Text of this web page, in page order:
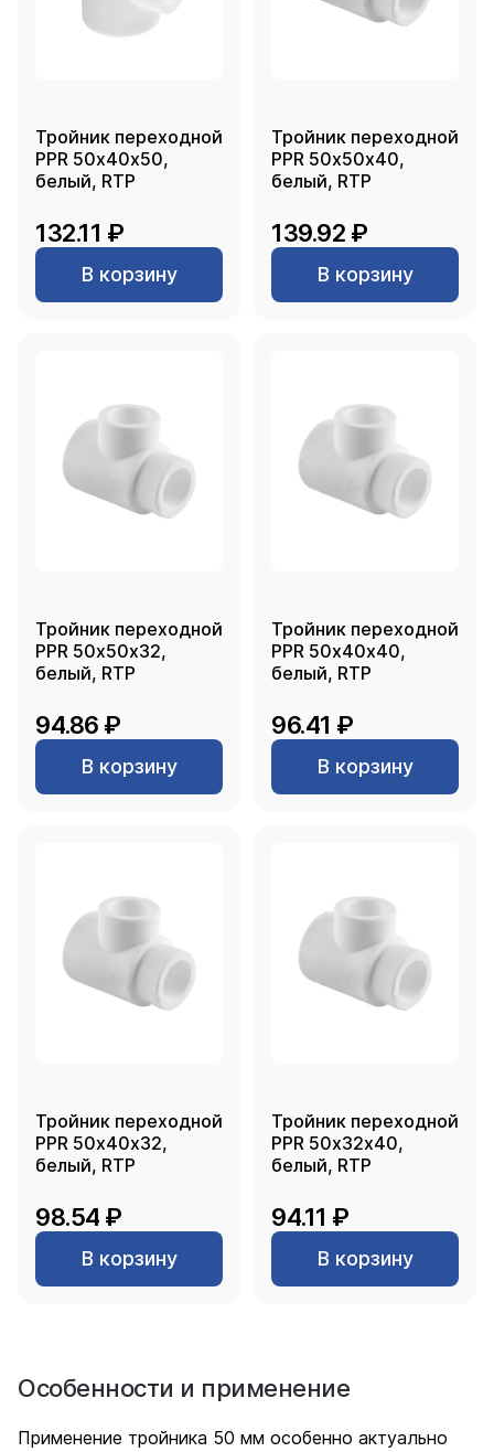
Тройник переходной
PPR 50х40х50,
белый, RTP
132.11 ₽
В корзину
Тройник переходной
PPR 50х50х40,
белый, RTP
139.92 ₽
В корзину
Тройник переходной
PPR 50х50х32,
белый, RTP
94.86 ₽
В корзину
Тройник переходной
PPR 50х40х40,
белый, RTP
96.41 ₽
В корзину
Тройник переходной
PPR 50х40х32,
белый, RTP
98.54 ₽
В корзину
Тройник переходной
PPR 50х32х40,
белый, RTP
94.11 ₽
В корзину
Особенности и применение
Применение тройника 50 мм особенно актуально